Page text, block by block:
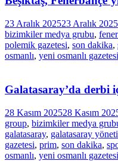
23 Aralık 202523 Aralık 2025
bizimkiler medya grubu,
polemik gazetesi, son dakika,
osmanlı, yeni osmanlı gazetesi
Galatasaray’da derbi
28 Kasım 202528 Kasım
group, bizimkiler medya
galatasaray, galatasaray
gazetesi, prim, son dakika,
osmanlı, yeni osmanlı gazetesi